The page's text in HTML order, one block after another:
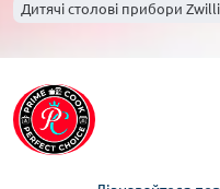
Дитячі столові прибори